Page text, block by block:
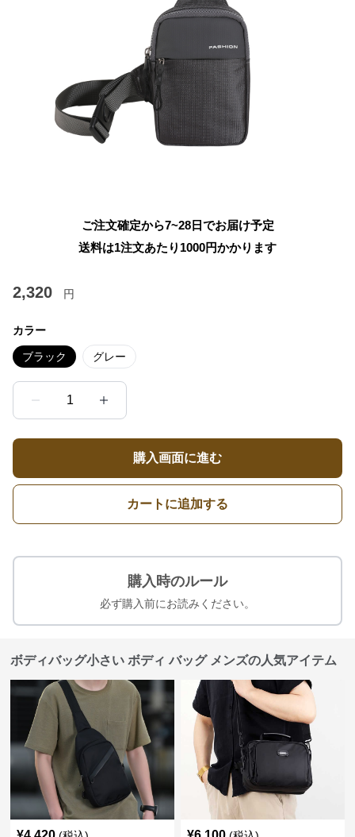
ご注文確定から7~28日でお届け予定
送料は1注文あたり 1000円かかります
2,320 円
カラー
ブラック グレー
1
購入画面に進む
カートに追加する
購入時のルール
必ず購入前にお読みください。
ボディバッグ小さい ボディ バッグ メンズの人気アイテム